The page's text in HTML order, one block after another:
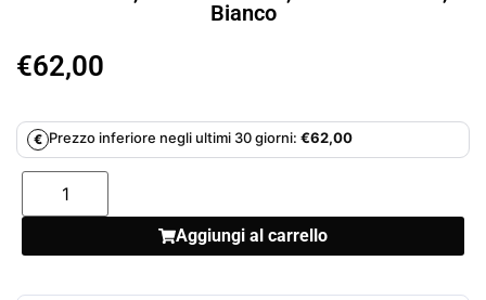
Bianco
€62,00
€ Prezzo inferiore negli ultimi 30 giorni: €62,00
Aggiungi al carrello